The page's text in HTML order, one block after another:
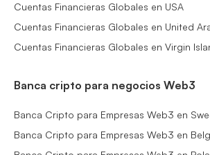
Cuentas Financieras Globales en USA
Cuentas Financieras Globales en United
Cuentas Financieras Globales en Virgin
Banca cripto para negocios Web3
Banca Cripto para Empresas Web3 en
Banca Cripto para Empresas Web3 en